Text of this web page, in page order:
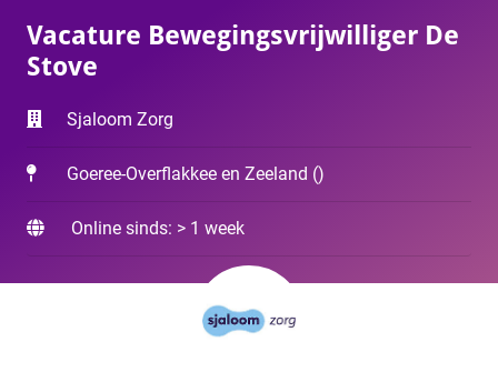
Vacature Bewegingsvrijwilliger De
Stove
Sjaloom Zorg
Goeree-Overflakkee en Zeeland ()
Online sinds: > 1 week